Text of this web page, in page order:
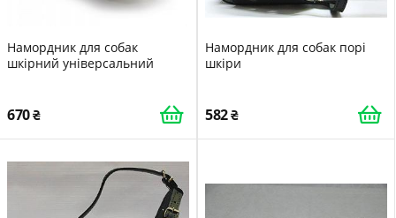
Намордник для собак
шкірний універсальний
670
Намордник для собак порі
шкіри
582